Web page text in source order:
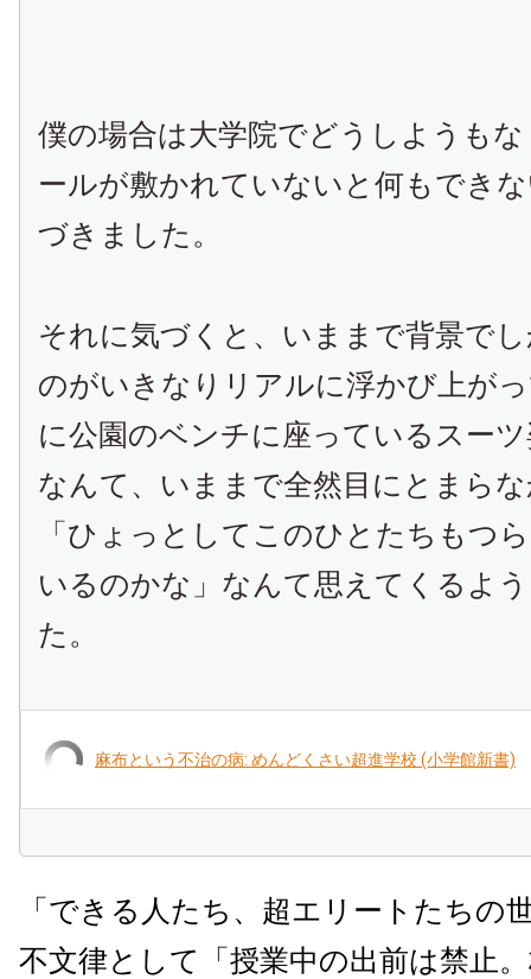
僕の場合は大学院でどうしようも
ールが敷かれていないと何もでき
づきました。
それに気づくと、いままで背景で
のがいきなりリアルに浮かび上が
に公園のベンチに座っているスー
なんて、いままで全然目にとまら
「ひょっとしてこのひとたちもつ
いるのかな」なんて思えてくるよ
た。
麻布という不治の病: めんどくさい超進学校 (小学館新書)
「できる人たち、超エリートたちの
不文律として「授業中の出前は禁止